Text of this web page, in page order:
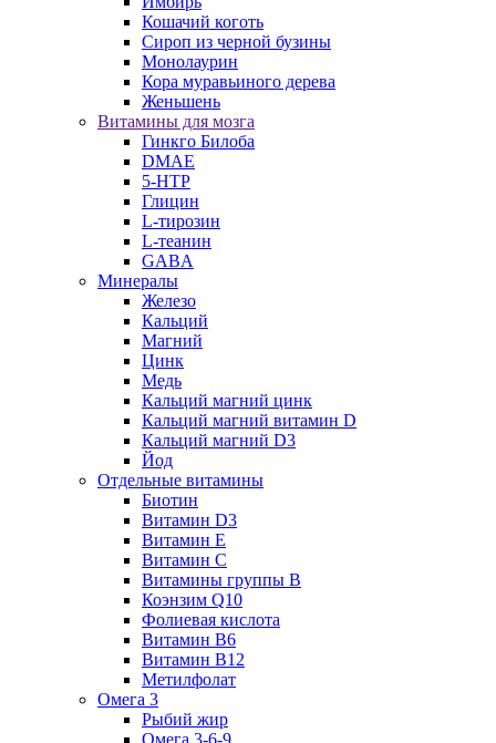
Кошачий коготь
Сироп из черной бузины
Монолаурин
Кора муравьиного дерева
Женьшень
Витамины для мозга
Гинкго Билоба
DMAE
5-HTP
Глицин
L-тирозин
L-теанин
GABA
Минералы
Железо
Кальций
Магний
Цинк
Медь
Кальций магний цинк
Кальций магний витамин D
Кальций магний D3
Йод
Отдельные витамины
Биотин
Витамин D3
Витамин E
Витамин C
Витамины группы B
Коэнзим Q10
Фолиевая кислота
Витамин B6
Витамин B12
Метилфолат
Омега 3
Рыбий жир